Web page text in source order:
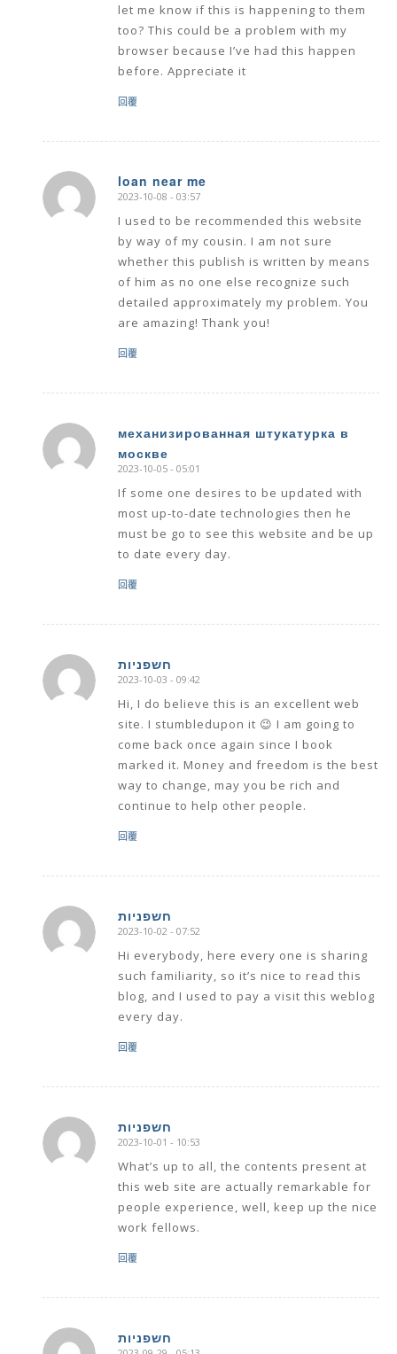
let me know if this is happening to them
too? This could be a problem with my
browser because I’ve had this happen
before. Appreciate it
回覆
loan near me
says:
2023-10-08 - 03:57
I used to be recommended this website
by way of my cousin. I am not sure
whether this publish is written by means
of him as no one else recognize such
detailed approximately my problem. You
are amazing! Thank you!
回覆
механизированная штукатурка в
москве
says:
2023-10-05 - 05:01
If some one desires to be updated with
most up-to-date technologies then he
must be go to see this website and be up
to date every day.
回覆
חשפניות
says:
2023-10-03 - 09:42
Hi, I do believe this is an excellent web
site. I stumbledupon it 😉 I am going to
come back once again since I book
marked it. Money and freedom is the best
way to change, may you be rich and
continue to help other people.
回覆
חשפניות
says:
2023-10-02 - 07:52
Hi everybody, here every one is sharing
such familiarity, so it’s nice to read this
blog, and I used to pay a visit this weblog
every day.
回覆
חשפניות
says:
2023-10-01 - 10:53
What’s up to all, the contents present at
this web site are actually remarkable for
people experience, well, keep up the nice
work fellows.
回覆
חשפניות